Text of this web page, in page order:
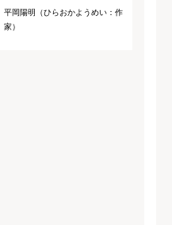
平岡陽明（ひらおかようめい：作
家）